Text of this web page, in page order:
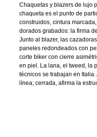
Chaquetas y blazers de lujo
chaqueta es el punto de
construidos, cintura
dorados grabados: la firma
Junto al blazer, las
paneles redondeados con
corte biker con cierre
en piel. La lana, el tweed, la
técnicos se trabajan en
línea; cerrada, afirma la